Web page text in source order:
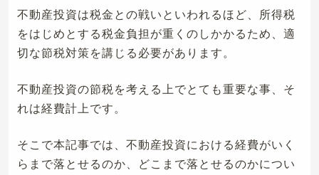
不動産投資は税金との戦いといわれるほど、所得税
をはじめとする税金負担が重くのしかかるため、適
切な節税対策を講じる必要があります。
不動産投資の節税を考える上でとても重要な事、そ
れは経費計上です。
そこで本記事では、不動産投資における経費がいく
らまで落とせるのか、どこまで落とせるのかについ